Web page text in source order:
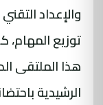
والإعداد
توزيع
هذا الملتقى
الرشيدية